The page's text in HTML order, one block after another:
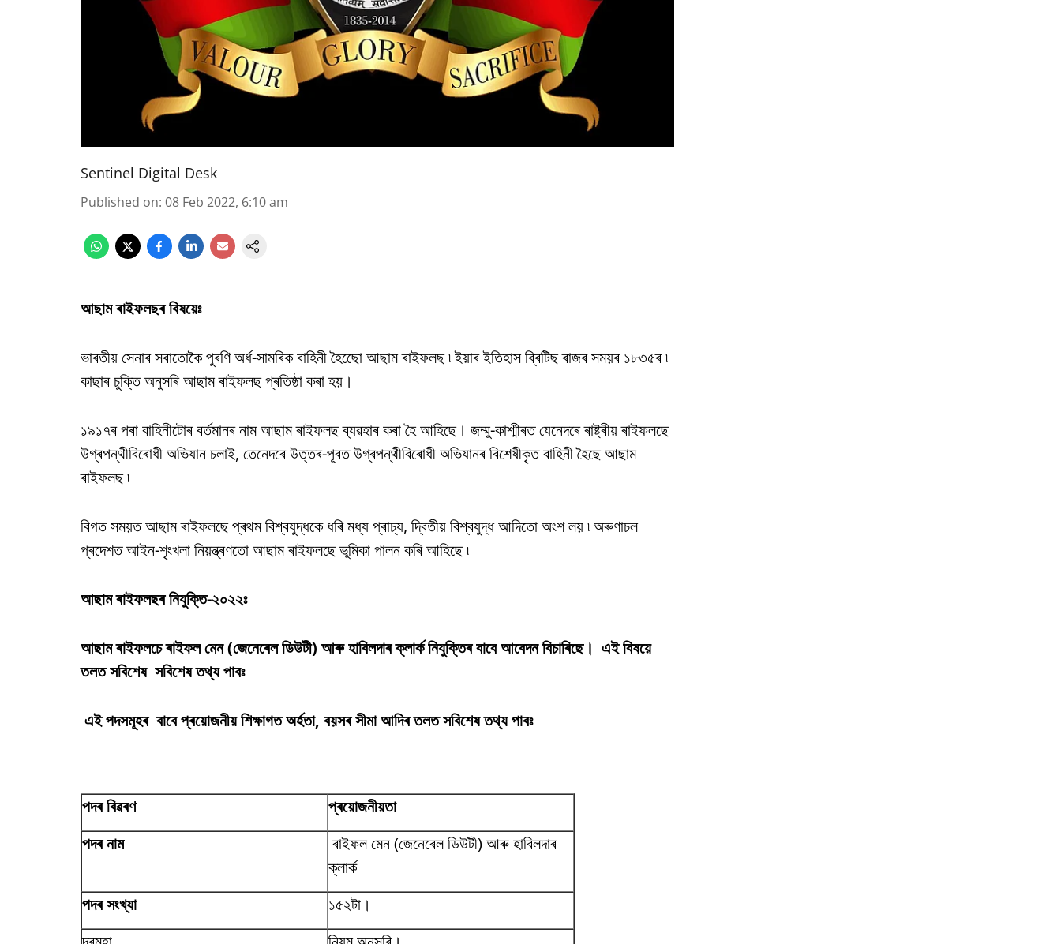
Sentinel Digital Desk
Published on: 08 Feb 2022, 6:10 am
আছাম ৰাইফলছৰ বিষয়েঃ
ভাৰতীয় সেনাৰ সবাতোকৈ পুৰণি অৰ্ধ-সামৰিক বাহিনী হৈছেো আছাম ৰাইফলছ ৷ ইয়াৰ ইতিহাস ব্ৰিটিছ ৰাজৰ সময়ৰ ১৮৩৫ৰ ৷
কাছাৰ চুক্তি অনুসৰি আছাম ৰাইফলছ প্ৰতিষ্ঠা কৰা হয়।
১৯১৭ৰ পৰা বাহিনীটোৰ বৰ্তমানৰ নাম আছাম ৰাইফলছ ব্যৱহাৰ কৰা হৈ আহিছে। জম্মু-কাশ্মীৰত যেনেদৰে ৰাষ্ট্ৰীয় ৰাইফলছে
উগ্ৰপন্থীবিৰোধী অভিযান চলাই, তেনেদৰে উত্তৰ-পূবত উগ্ৰপন্থীবিৰোধী অভিযানৰ বিশেষীকৃত বাহিনী হৈছে আছাম
ৰাইফলছ ৷
বিগত সময়ত আছাম ৰাইফলছে প্ৰথম বিশ্বযুদ্ধকে ধৰি মধ্য প্ৰাচ্য, দ্বিতীয় বিশ্বযুদ্ধ আদিতো অংশ লয় ৷ অৰুণাচল
প্ৰদেশত আইন-শৃংখলা নিয়ন্ত্ৰণতো আছাম ৰাইফলছে ভূমিকা পালন কৰি আহিছে ৷
আছাম ৰাইফলছৰ নিযুক্তি-২০২২ঃ
আছাম ৰাইফলচে ৰাইফল মেন (জেনেৰেল ডিউটী) আৰু হাবিলদাৰ ক্লাৰ্ক নিযুক্তিৰ বাবে আবেদন বিচাৰিছে। এই বিষয়ে
তলত সবিশেষ সবিশেষ তথ্য পাবঃ
এই পদসমূহৰ বাবে প্ৰয়োজনীয় শিক্ষাগত অৰ্হতা, বয়সৰ সীমা আদিৰ তলত সবিশেষ তথ্য পাবঃ
পদৰ বিৱৰণ
প্ৰয়োজনীয়তা
পদৰ নাম
ৰাইফল মেন (জেনেৰেল ডিউটী) আৰু হাবিলদাৰ
ক্লাৰ্ক
পদৰ সংখ্যা
১৫২টা।